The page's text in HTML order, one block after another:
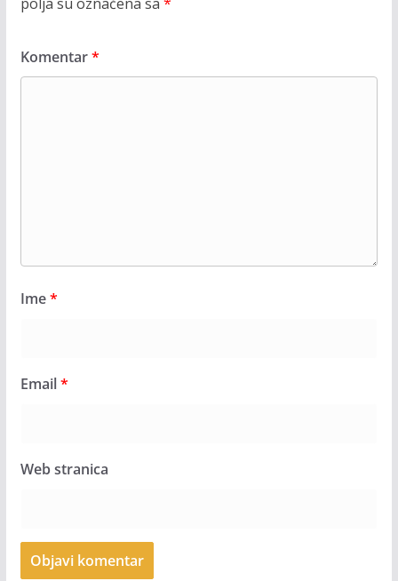
Komentar*
Ime*
Email*
Web stranica